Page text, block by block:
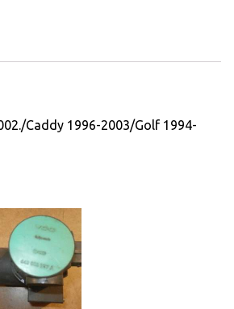
Caddy 1996-2003/Golf 1994-